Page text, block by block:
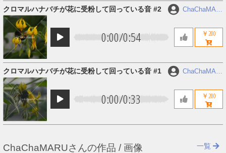
0:00/0:54
クロマルハナバチが花に受粉して回っている音 #2
ChaChaMAR
￥200
0:00/0:33
クロマルハナバチが花に受粉して回っている音 #1
ChaChaMAR
￥200
ChaChaMARUさんの作品 / 画像 一覧